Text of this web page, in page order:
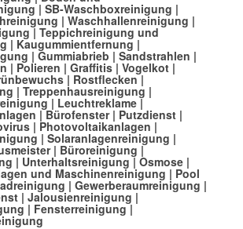
| SB-Waschboxreinigung |
| Waschhallenreinigung |
| Teppichreinigung und
| Kaugummientfernung|
| Gummiabrieb | Sandstrahlen |
| Polieren | Graffitis| Vogelkot|
| Rostflecken|
| Treppenhausreinigung |
| Leuchtreklame|
|Bürofenster| Putzdienst|
| Photovoltaikanlagen |
| Solaranlagenreinigung |
| Büroreinigung |
| Unterhaltsreinigung|Osmose|
und Maschinenreinigung | Pool
| Gewerberaumreinigung |
| Jalousienreinigung |
| Fensterreinigung|